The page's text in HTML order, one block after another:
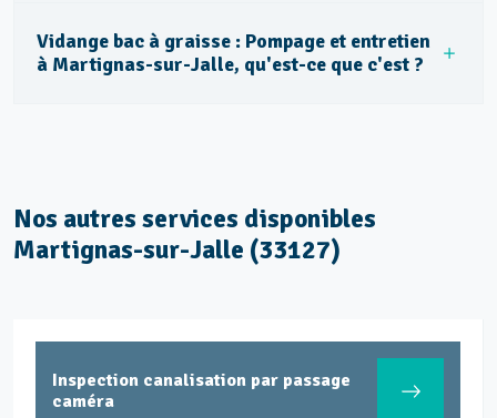
Vidange bac à graisse : Pompage et entretien
à Martignas-sur-Jalle, qu'est-ce que c'est ?
Nos autres services disponibles
Martignas-sur-Jalle (33127)
Inspection canalisation par passage
caméra